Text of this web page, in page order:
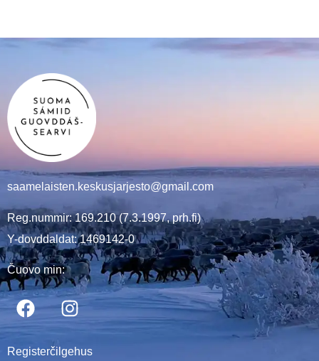
saamelaisten.keskusjarjesto@gmail.com
Reg.nummir: 169.210 (7.3.1997, prh.fi)
Y-dovddaldat: 1469142-0
Čuovo min:
Registerčilgehus